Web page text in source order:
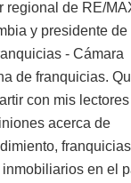
regional de RE/
y presidente de
- Cámara
de franquicias.
con mis lectores
acerca de
en el